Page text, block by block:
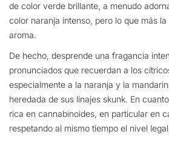
de color verde brillante, a menudo
color naranja intenso, pero lo que más
aroma.
De hecho, desprende una fragancia
pronunciados que recuerdan a los
especialmente a la naranja y la
heredada de sus linajes skunk. En
rica en cannabinoides, en particular en
respetando al mismo tiempo el nivel